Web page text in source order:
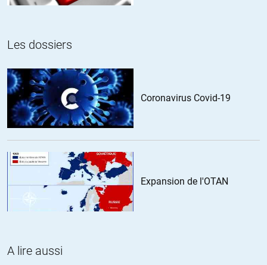
Les dossiers
Coronavirus Covid-19
Expansion de l'OTAN
A lire aussi